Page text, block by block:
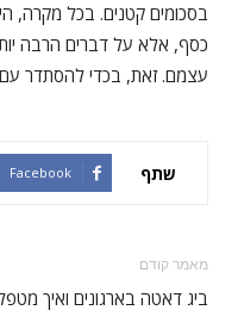
בסכומים קטנים. בכל מקרה,
כסף, אלא על דברים הרבה
עצמם. זאת, בכדי להסתדר עם
שתף Facebook
מאמר קודם
ביג דאטה בארגונים ואיך